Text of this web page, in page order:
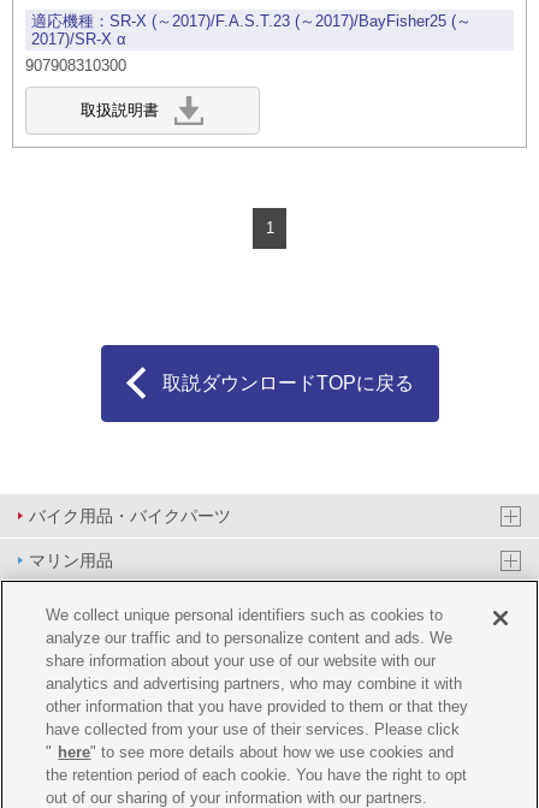
SR-X (～2017)/F.A.S.T.23 (～2017)/BayFisher25 (～
2017)/SR-X α
907908310300
1
取説ダウンロードTOPに戻る
バイク用品・バイクパーツ
マリン用品
PAS/YPJ用品
その他用品
イベント&エンターテイメント
オンラインショップ
企業情報
We collect unique personal identifiers such as cookies to
analyze our traffic and to personalize content and ads. We
share information about your use of our website with our
analytics and advertising partners, who may combine it with
other information that you have provided to them or that they
have collected from your use of their services. Please click
" here" to see more details about how we use cookies and
the retention period of each cookie. You have the right to opt
out of our sharing of your information with our partners.